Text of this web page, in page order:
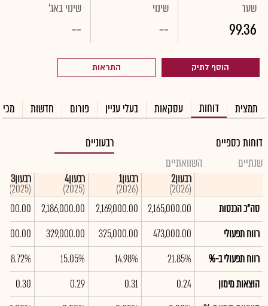
שער
99.36
שינוי
--
שינוי באג'
--
הוסף לתיק התראות
תמצית דוחות עסקאות בעלי עניין פורום חדשות
דוחות כספיים
רבעוניים
שנתיים
השוואתיים
רבעון2
(2026)
רבעון1
(2026)
רבעון4
(2025)
רבעון3
(2025)
סה"כ הכנסות
2,165,000.00
2,169,000.00
2,186,000.00
רווח תפעולי
473,000.00
325,000.00
329,000.00
רווח תפעולי ב-%
21.85%
14.98%
15.05%
28.72%
הוצאות מימון
0.24
0.31
0.29
0.30